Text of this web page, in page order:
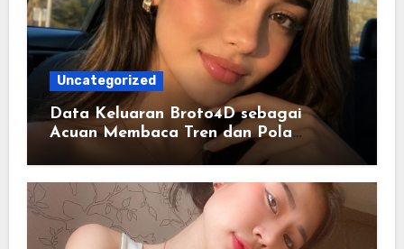
Uncategorized
Data Keluaran Broto4D sebagai
Acuan Membaca Tren dan Pola
Statistik Harian